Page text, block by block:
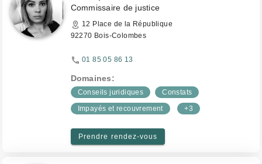
Commissaire de justice
12 Place de la République
92270 Bois-Colombes
01 85 05 86 13
Domaines:
Conseils juridiques
Constats
Impayés et recouvrement
+3
Prendre rendez-vous